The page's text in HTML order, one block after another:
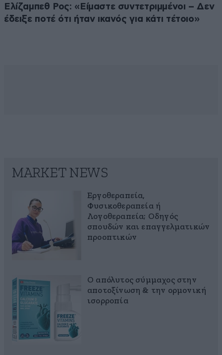
Ελίζαμπεθ Ρος: «Είμαστε συντετριμμένοι – Δεν
έδειξε ποτέ ότι ήταν ικανός για κάτι τέτοιο»
MARKET NEWS
Εργοθεραπεία,
Φυσικοθεραπεία ή
Λογοθεραπεία; Οδηγός
σπουδών και επαγγελματικών
προοπτικών
Ο απόλυτος σύμμαχος στην
αποτοξίνωση & την ορμονική
ισορροπία